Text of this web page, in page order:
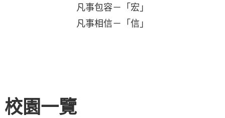
凡事包容－「宏」
凡事相信－「信」
校園一覽